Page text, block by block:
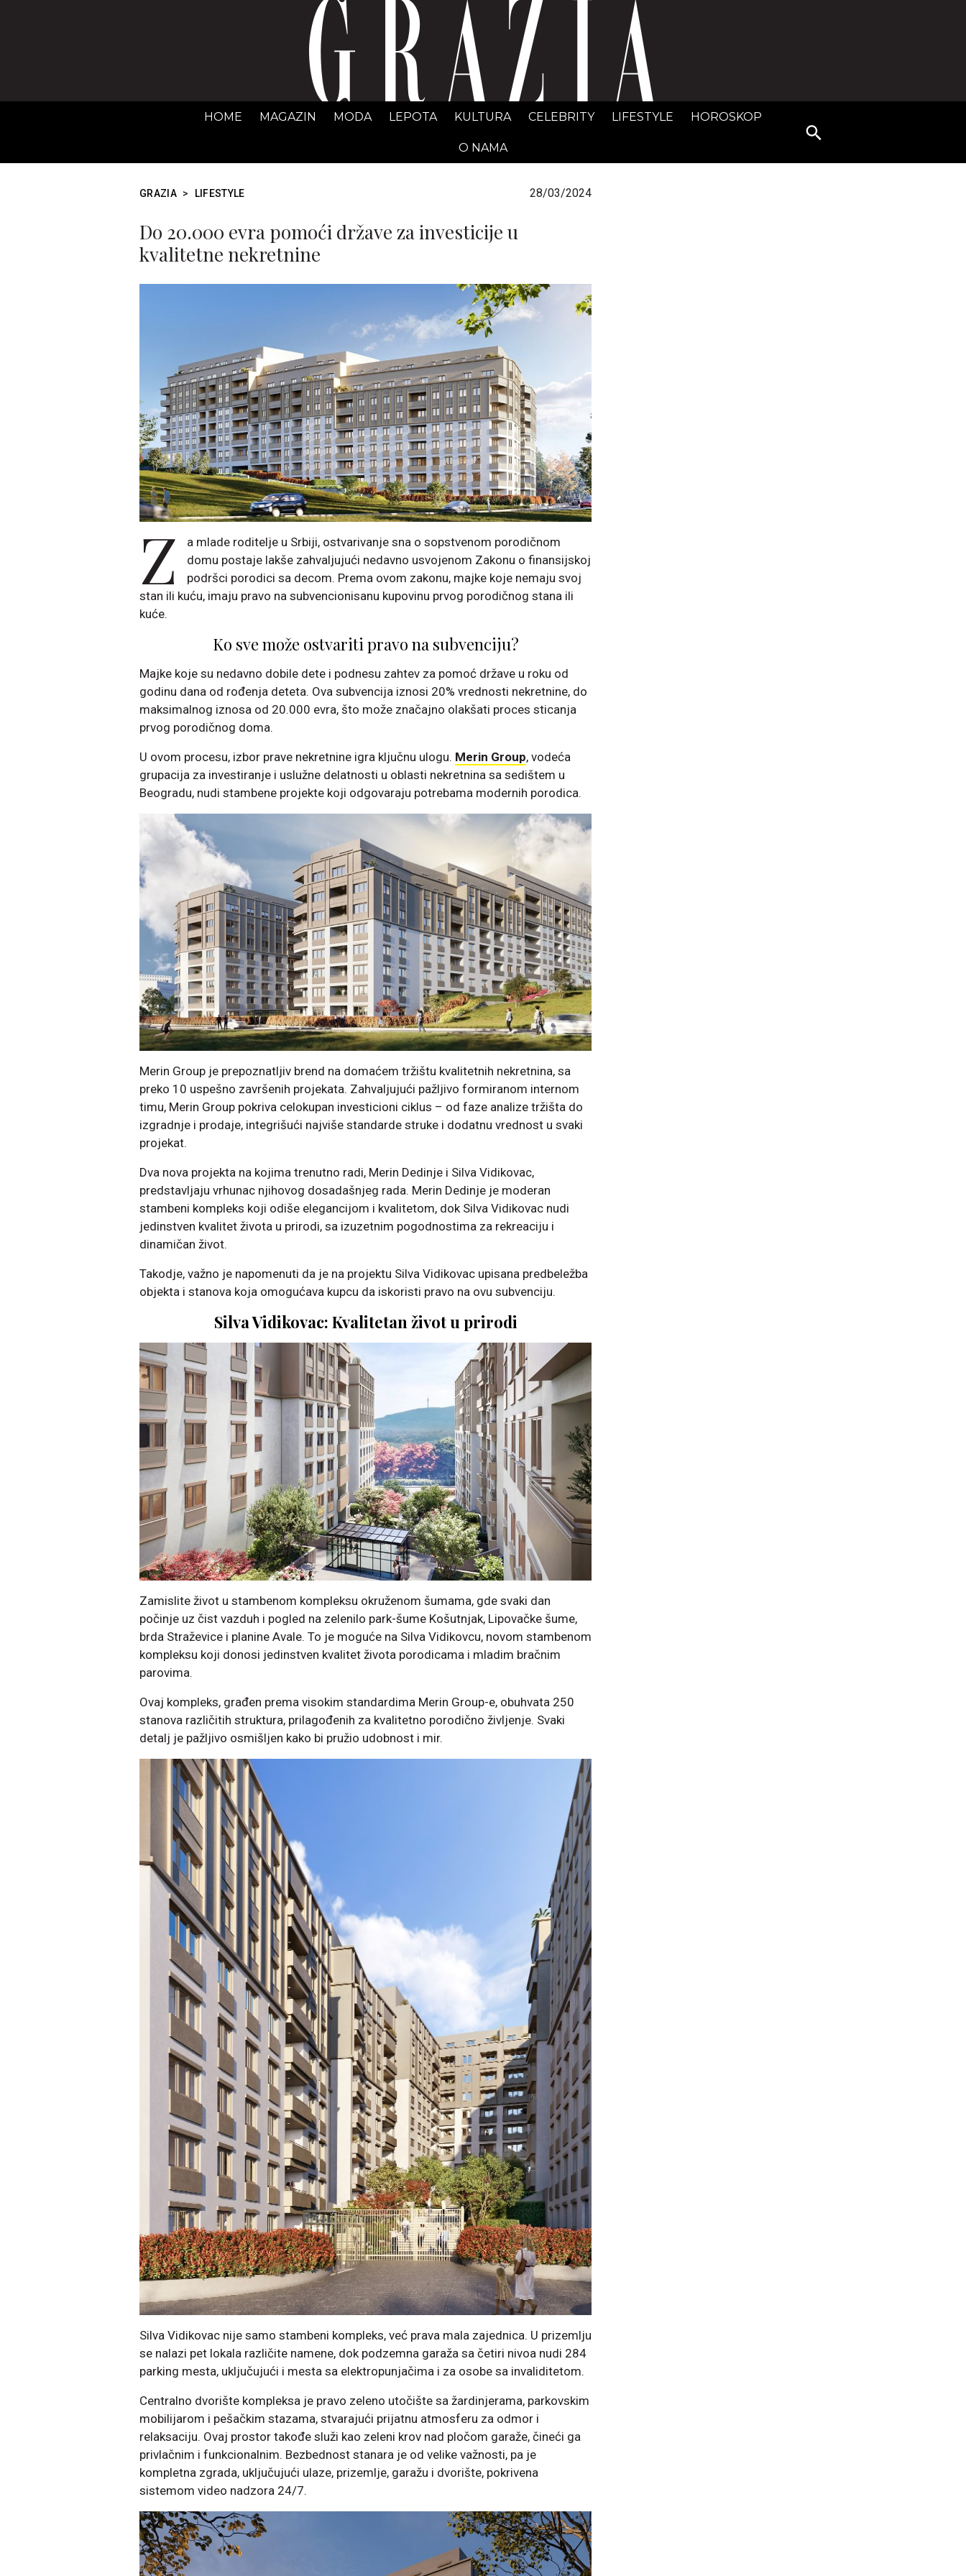
GRAZIA Srbija
HOME MAGAZIN MODA LEPOTA KULTURA CELEBRITY LIFESTYLE HOROSKOP
O NAMA
Search
for:
GRAZIA > LIFESTYLE 28/03/2024
Do 20.000 evra pomoći države za investicije u
kvalitetne nekretnine
Z
a mlade roditelje u Srbiji, ostvarivanje sna o sopstvenom porodičnom
domu postaje lakše zahvaljujući nedavno usvojenom Zakonu o finansijskoj
podršci porodici sa decom. Prema ovom zakonu, majke koje nemaju svoj
stan ili kuću, imaju pravo na subvencionisanu kupovinu prvog porodičnog stana ili
kuće.
Ko sve može ostvariti pravo na subvenciju?
Majke koje su nedavno dobile dete i podnesu zahtev za pomoć države u roku od
godinu dana od rođenja deteta. Ova subvencija iznosi 20% vrednosti nekretnine, do
maksimalnog iznosa od 20.000 evra, što može značajno olakšati proces sticanja
prvog porodičnog doma.
U ovom procesu, izbor prave nekretnine igra ključnu ulogu. Merin Group, vodeća
grupacija za investiranje i uslužne delatnosti u oblasti nekretnina sa sedištem u
Beogradu, nudi stambene projekte koji odgovaraju potrebama modernih porodica.
Merin Group je prepoznatljiv brend na domaćem tržištu kvalitetnih nekretnina, sa
preko 10 uspešno završenih projekata. Zahvaljujući pažljivo formiranom internom
timu, Merin Group pokriva celokupan investicioni ciklus – od faze analize tržišta do
izgradnje i prodaje, integrišući najviše standarde struke i dodatnu vrednost u svaki
projekat.
Dva nova projekta na kojima trenutno radi, Merin Dedinje i Silva Vidikovac,
predstavljaju vrhunac njihovog dosadašnjeg rada. Merin Dedinje je moderan
stambeni kompleks koji odiše elegancijom i kvalitetom, dok Silva Vidikovac nudi
jedinstven kvalitet života u prirodi, sa izuzetnim pogodnostima za rekreaciju i
dinamičan život.
Takodje, važno je napomenuti da je na projektu Silva Vidikovac upisana predbeležba
objekta i stanova koja omogućava kupcu da iskoristi pravo na ovu subvenciju.
Silva Vidikovac: Kvalitetan život u prirodi
Zamislite život u stambenom kompleksu okruženom šumama, gde svaki dan
počinje uz čist vazduh i pogled na zelenilo park-šume Košutnjak, Lipovačke šume,
brda Straževice i planine Avale. To je moguće na Silva Vidikovcu, novom stambenom
kompleksu koji donosi jedinstven kvalitet života porodicama i mladim bračnim
parovima.
Ovaj kompleks, građen prema visokim standardima Merin Group-e, obuhvata 250
stanova različitih struktura, prilagođenih za kvalitetno porodično življenje. Svaki
detalj je pažljivo osmišljen kako bi pružio udobnost i mir.
Silva Vidikovac nije samo stambeni kompleks, već prava mala zajednica. U prizemlju
se nalazi pet lokala različite namene, dok podzemna garaža sa četiri nivoa nudi 284
parking mesta, uključujući i mesta sa elektropunjačima i za osobe sa invaliditetom.
Centralno dvorište kompleksa je pravo zeleno utočište sa žardinjerama, parkovskim
mobilijarom i pešačkim stazama, stvarajući prijatnu atmosferu za odmor i
relaksaciju. Ovaj prostor takođe služi kao zeleni krov nad pločom garaže, čineći ga
privlačnim i funkcionalnim. Bezbednost stanara je od velike važnosti, pa je
kompletna zgrada, uključujući ulaze, prizemlje, garažu i dvorište, pokrivena
sistemom video nadzora 24/7.